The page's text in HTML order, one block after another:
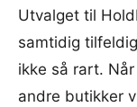
Utvalget til
samtidig
ikke så rart.
andre butikker